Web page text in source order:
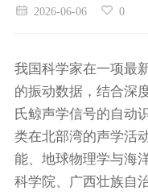
2026-06-06 0
我国科学家在一项最
的振动数据，结合深
氏鲸声学信号的自动
类在北部湾的声学活
能、地球物理学与海
科学院、广西壮族自